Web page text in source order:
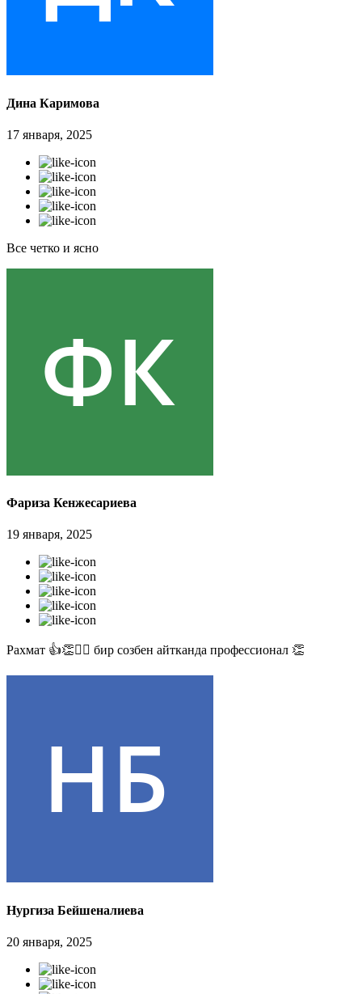
Дина Каримова
17 января, 2025
Все четко и ясно
Фариза Кенжесариева
19 января, 2025
Рахмат 👍👏✊🏻 бир созбен айтканда профессионал 👏
Нургиза Бейшеналиева
20 января, 2025